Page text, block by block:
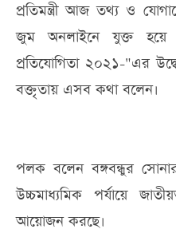
প্রতিমন্ত্রী আজ তথ্য ও
জুম অনলাইনে যুক্ত হয়ে
প্রতিযোগিতা ২০২১-"এর
বক্তৃতায় এসব কথা বলেন।
পলক বলেন বঙ্গবন্ধুর
উচ্চমাধ্যমিক পর্যায়ে
আয়োজন করছে।